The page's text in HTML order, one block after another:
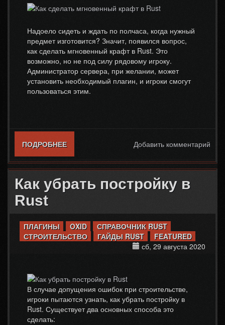
Надоело сидеть и ждать по полчаса, когда нужный
предмет изготовится? Значит, появился вопрос,
как сделать мгновенный крафт в Rust. Это
возможно, но не под силу рядовому игроку.
Администратор сервера, при желании, может
установить необходимый плагин, и игроки смогут
пользоваться этим.
ПОДРОБНЕЕО КАК СДЕЛАТЬ МГНОВЕННЫЙ КРАФТ В
RUST
Добавить комментарий
Как убрать постройку в
Rust
ПЛАГИНЫ OXID
СПРАВОЧНИК RUST
СТРОИТЕЛЬСТВО
ГАЙДЫ RUST
FEATURED
сб, 29 августа 2020
В случае допущения ошибок при строительстве,
игроки пытаются узнать, как убрать постройку в
Rust. Существует два основных способа это
сделать: